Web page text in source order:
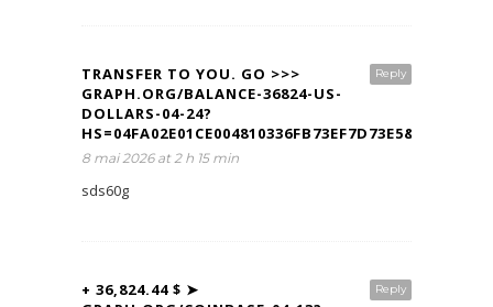
Reply
TRANSFER TO YOU. GO >>>
GRAPH.ORG/BALANCE-36824-US-
DOLLARS-04-24?
HS=04FA02E01CE004810336FB73EF7D73E5&
8 mai 2026 at 2 h 15 min
sds60g
Reply
+ 36,824.44 $ ➤